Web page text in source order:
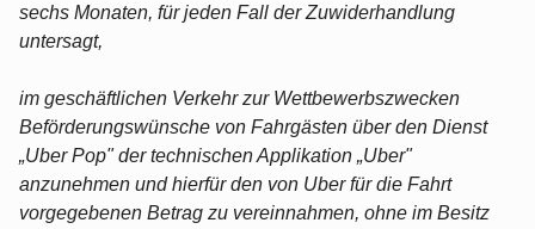
sechs Monaten, für jeden Fall der Zuwiderhandlung
untersagt,
im geschäftlichen Verkehr zur Wettbewerbszwecken
Beförderungswünsche von Fahrgästen über den Dienst
„Uber Pop" der technischen Applikation „Uber"
anzunehmen und hierfür den von Uber für die Fahrt
vorgegebenen Betrag zu vereinnahmen, ohne im Besitz